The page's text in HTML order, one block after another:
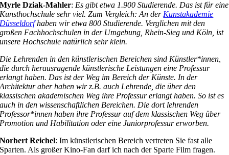
Myrle Dziak-Mahler: Es gibt etwa 1.900 Studierende. Das ist für eine
Kunsthochschule sehr viel. Zum Vergleich: An der Kunstakademie
Düsseldorfhaben wir etwa 800 Studierende. Verglichen mit den
großen Fachhochschulen in der Umgebung, Rhein-Sieg und Köln, ist
unsere Hochschule natürlich sehr klein.
Die Lehrenden in den künstlerischen Bereichen sind Künstler*innen,
die durch herausragende künstlerische Leistungen eine Professur
erlangt haben. Das ist der Weg im Bereich der Künste. In der
Architektur aber haben wir z.B. auch Lehrende, die über den
klassischen akademischen Weg ihre Professur erlangt haben. So ist es
auch in den wissenschaftlichen Bereichen. Die dort lehrenden
Professor*innen haben ihre Professur auf dem klassischen Weg über
Promotion und Habilitation oder eine Juniorprofessur erworben.
Norbert Reichel: Im künstlerischen Bereich vertreten Sie fast alle
Sparten. Als großer Kino-Fan darf ich nach der Sparte Film fragen.